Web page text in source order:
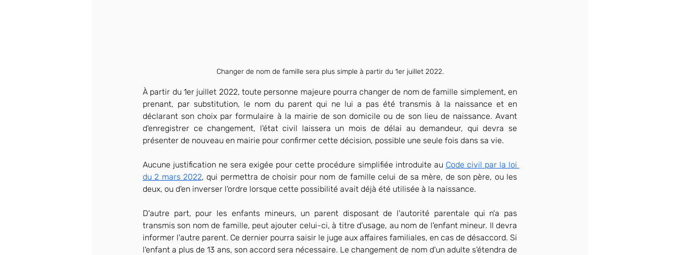
Changer de nom de famille sera plus simple à partir du 1er juillet 2022.
À partir du 1er juillet 2022, toute personne majeure pourra changer de nom de famille simplement, en
prenant, par substitution, le nom du parent qui ne lui a pas été transmis à la naissance et en
déclarant son choix par formulaire à la mairie de son domicile ou de son lieu de naissance. Avant
d'enregistrer ce changement, l'état civil laissera un mois de délai au demandeur, qui devra se
présenter de nouveau en mairie pour confirmer cette décision, possible une seule fois dans sa vie.
Aucune justification ne sera exigée pour cette procédure simplifiée introduite au Code civil par la loi
du 2 mars 2022, qui permettra de choisir pour nom de famille celui de sa mère, de son père, ou les
deux, ou d'en inverser l'ordre lorsque cette possibilité avait déjà été utilisée à la naissance.
D'autre part, pour les enfants mineurs, un parent disposant de l'autorité parentale qui n'a pas
transmis son nom de famille, peut ajouter celui-ci, à titre d'usage, au nom de l'enfant mineur. Il devra
informer l'autre parent. Ce dernier pourra saisir le juge aux affaires familiales, en cas de désaccord. Si
l'enfant a plus de 13 ans, son accord sera nécessaire. Le changement de nom d'un adulte s'étendra de